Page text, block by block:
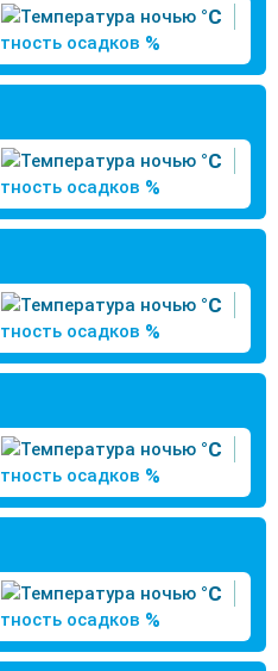
°C
%
°C
%
°C
%
°C
%
°C
%